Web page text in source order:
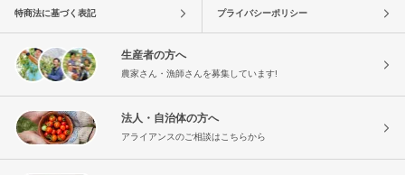
特商法に基づく表記 プライバシーポリシー
生産者の方へ
農家さん・漁師さんを募集しています!
法人・自治体の方へ
アライアンスのご相談はこちらから